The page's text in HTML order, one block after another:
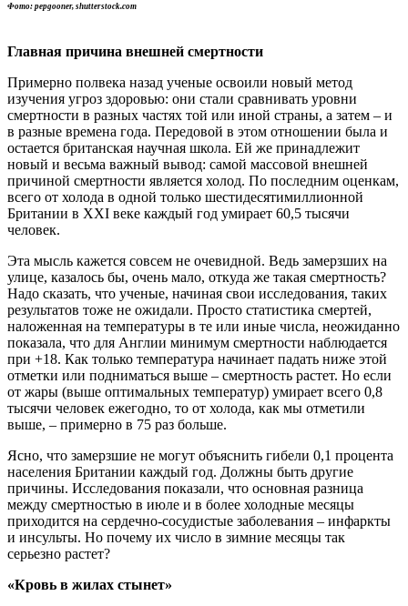
Фото: pepgooner, shutterstock.com
Главная причина внешней смертности
Примерно полвека назад ученые освоили новый метод
изучения угроз здоровью: они стали сравнивать уровни
смертности в разных частях той или иной страны, а затем – и
в разные времена года. Передовой в этом отношении была и
остается британская научная школа. Ей же принадлежит
новый и весьма важный вывод: самой массовой внешней
причиной смертности является холод. По последним оценкам,
всего от холода в одной только шестидесятимиллионной
Британии в XXI веке каждый год умирает 60,5 тысячи
человек.
Эта мысль кажется совсем не очевидной. Ведь замерзших на
улице, казалось бы, очень мало, откуда же такая смертность?
Надо сказать, что ученые, начиная свои исследования, таких
результатов тоже не ожидали. Просто статистика смертей,
наложенная на температуры в те или иные числа, неожиданно
показала, что для Англии минимум смертности наблюдается
при +18. Как только температура начинает падать ниже этой
отметки или подниматься выше – смертность растет. Но если
от жары (выше оптимальных температур) умирает всего 0,8
тысячи человек ежегодно, то от холода, как мы отметили
выше, – примерно в 75 раз больше.
Ясно, что замерзшие не могут объяснить гибели 0,1 процента
населения Британии каждый год. Должны быть другие
причины. Исследования показали, что основная разница
между смертностью в июле и в более холодные месяцы
приходится на сердечно-сосудистые заболевания – инфаркты
и инсульты. Но почему их число в зимние месяцы так
серьезно растет?
«Кровь в жилах стынет»